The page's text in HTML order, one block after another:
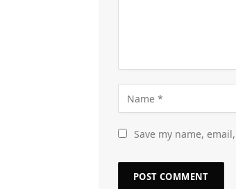
Save my name,